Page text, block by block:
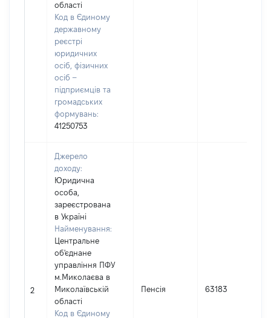
області
Код в Єдиному
державному
реєстрі
юридичних
осіб, фізичних
осіб –
підприємців та
громадських
формувань:
41250753
2
Джерело
доходу:
Юридична
особа,
зареєстрована
в Україні
Найменування:
Центральне
об'єднане
управління ПФУ
м.Миколаєва в
Миколаївській
області
Код в Єдиному
Пенсія 63183